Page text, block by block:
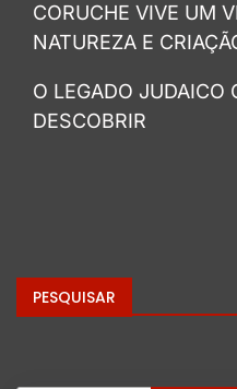
CORUCHE VIVE UM
NATUREZA E
O LEGADO JUDAICO
DESCOBRIR
PESQUISAR